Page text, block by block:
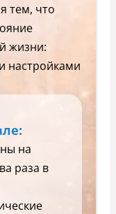
тем, что
жизни:
настройками
на
раза в